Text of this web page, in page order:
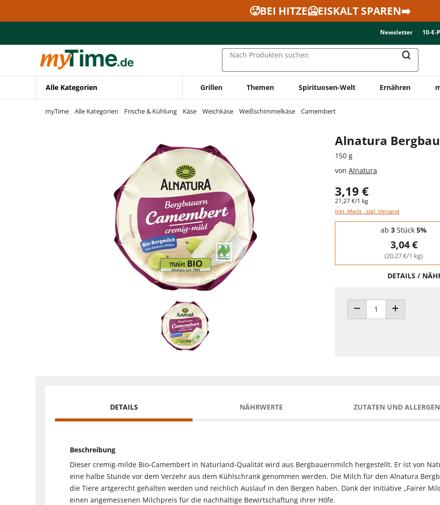
Zur Navigation springen
🥵BEI HITZE🥶EISKALT SPAREN➡️
Newsletter 10-€-
Nach Produkten suchen
Alle Kategorien Grillen Themen Spirituosen-Welt Ernähren
myTime Alle Kategorien Frische & Kühlung Käse Weichkäse Weißschimmelkäse Camembert
Alnatura
150 g
von Alnatura
3,19 €
21,27 €/1 kg
inkl. MwSt., zzgl. Versand
Staffelpreise - Mengenrabatt
ab 3 Stück 5%
3,04 €
(20,27 €/1 kg)
DETAILS /
ANZAHL VERRINGERN
ANZAHL
DETAILS NÄHRWERTE ZUTATEN UND
Beschreibung
Dieser cremig-milde Bio-Camembert in Naturland-Qualität wird aus Bergbauernmilch hergestellt. Er ist von
eine halbe Stunde vor dem Verzehr aus dem Kühlschrank genommen werden. Die Milch für den Alnatura
die Tiere artgerecht gehalten werden und reichlich Auslauf in den Bergen haben. Dank der Initiative „Fairer
einen angemessenen Milchpreis für die nachhaltige Bewirtschaftung ihrer Höfe.